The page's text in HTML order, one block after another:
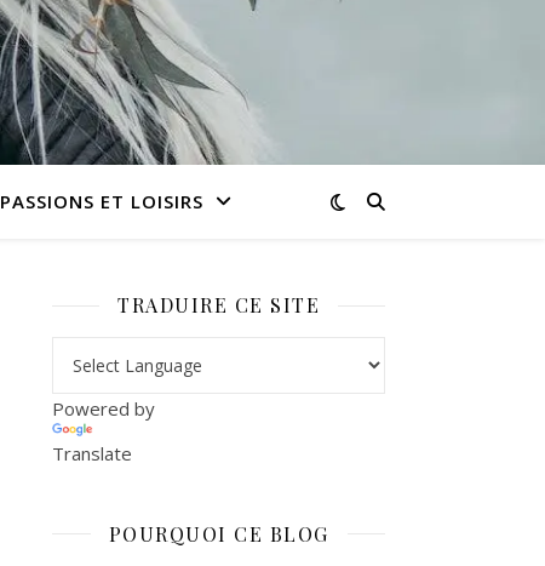
PASSIONS ET LOISIRS
TRADUIRE CE SITE
Powered by
Translate
POURQUOI CE BLOG